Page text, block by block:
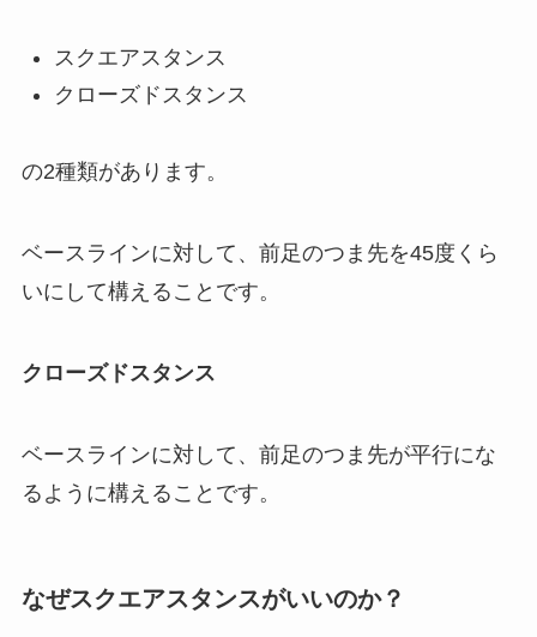
スクエアスタンス
クローズドスタンス
の2種類があります。
ベースラインに対して、前足のつま先を45度くら
いにして構えることです。
クローズドスタンス
ベースラインに対して、前足のつま先が平行にな
るように構えることです。
なぜスクエアスタンスがいいのか？